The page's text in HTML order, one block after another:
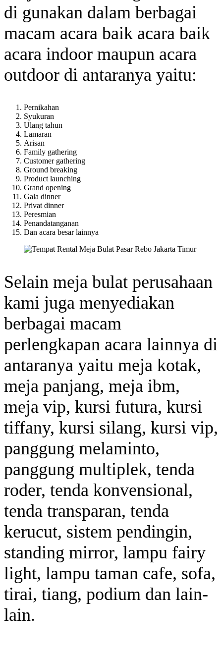
di gunakan dalam berbagai
macam acara baik acara baik
acara indoor maupun acara
outdoor di antaranya yaitu:
Pernikahan
Syukuran
Ulang tahun
Lamaran
Arisan
Family gathering
Customer gathering
Ground breaking
Product launching
Grand opening
Gala dinner
Privat dinner
Peresmian
Penandatanganan
Dan acara besar lainnya
Selain meja bulat perusahaan
kami juga menyediakan
berbagai macam
perlengkapan acara lainnya di
antaranya yaitu meja kotak,
meja panjang, meja ibm,
meja vip, kursi futura, kursi
tiffany, kursi silang, kursi vip,
panggung melaminto,
panggung multiplek, tenda
roder, tenda konvensional,
tenda transparan, tenda
kerucut, sistem pendingin,
standing mirror, lampu fairy
light, lampu taman cafe, sofa,
tirai, tiang, podium dan lain-
lain.